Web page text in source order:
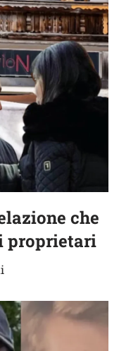
che
proprietari